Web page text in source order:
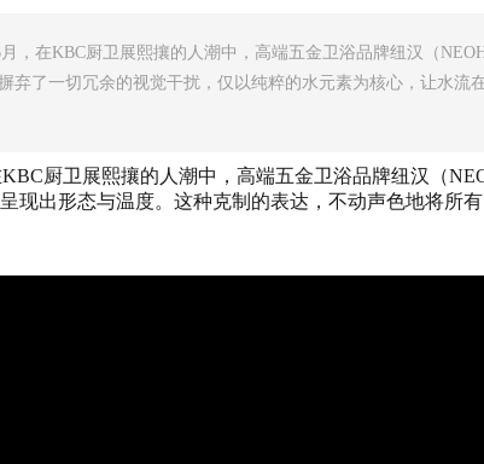
，在KBC厨卫展熙攘的人潮中，高端五金卫浴品牌纽汉（
弃了一切冗余的视觉干扰，仅以纯粹的水元素为核心，让水流
厨卫展熙攘的人潮中，高端五金卫浴品牌纽汉（
现出形态与温度。这种克制的表达，不动声色地将